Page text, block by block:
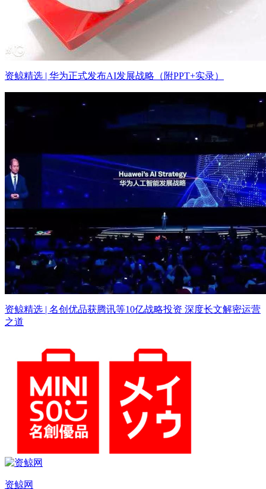
资鲸精选 | 华为正式发布AI发展战略（附PPT+实录）
资鲸精选 | 名创优品获腾讯等10亿战略投资 深度长文解密运营
之道
资鲸网